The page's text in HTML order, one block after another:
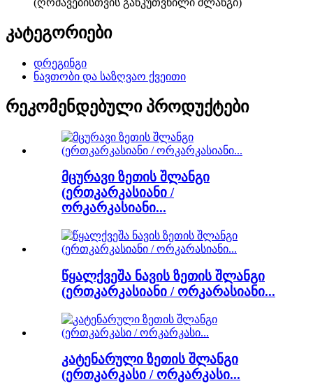
(ღრმავებისთვის განკუთვნილი შლანგი)
კატეგორიები
დრეგინგი
ნავთობი და საზღვაო ქვეითი
რეკომენდებული პროდუქტები
მცურავი ზეთის შლანგი
(ერთკარკასიანი /
ორკარკასიანი...
წყალქვეშა ნავის ზეთის შლანგი
(ერთკარკასიანი / ორკარასიანი...
კატენარული ზეთის შლანგი
(ერთკარკასი / ორკარკასი...